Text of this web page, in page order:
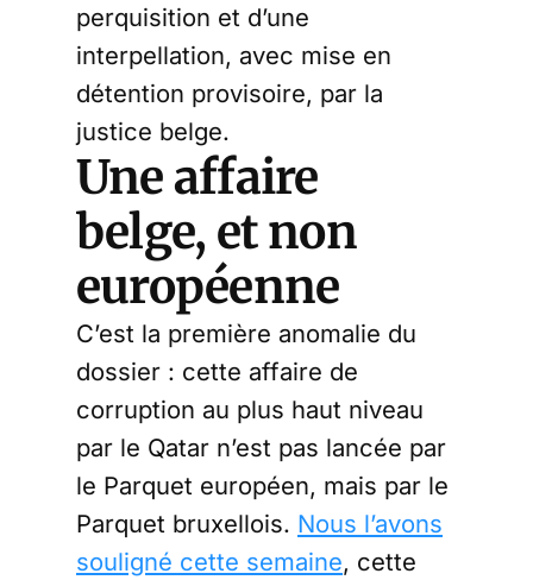
perquisition et d’une
interpellation, avec mise en
détention provisoire, par la
justice belge.
Une affaire
belge, et non
européenne
C’est la première anomalie du
dossier : cette affaire de
corruption au plus haut niveau
par le Qatar n’est pas lancée par
le Parquet européen, mais par le
Parquet bruxellois. Nous l’avons
souligné cette semaine, cette